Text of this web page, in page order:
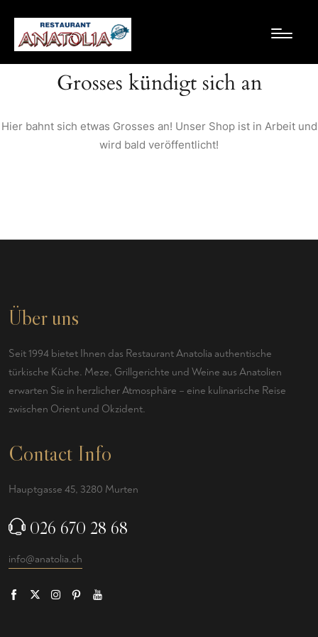
Grosses kündigt sich an
Hier bahnt sich etwas Grosses an! Unser Shop ist in Arbeit und
wird bald veröffentlicht!
Über uns
Seit 1994 bietet Ihnen das Restaurant Anatolia authentische
türkische Küche. Meze, Grillgerichte und Weine aus Anatolien
erwarten Sie in herzlicher Atmosphäre – eine kulinarische Reise
zwischen Orient und Okzident.
Contact Info
Hauptgasse 45, 3280 Murten
026 670 28 68
info@anatolia.ch